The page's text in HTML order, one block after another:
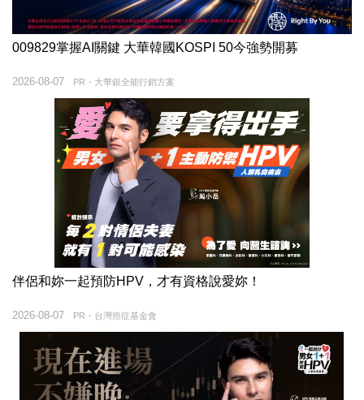
009829掌握AI關鍵 大華韓國KOSPI 50今強勢開募
PR・大華銀全能行銷方案
2026-08-07
伴侶和妳一起預防HPV，才有資格說愛妳！
PR・台灣癌症基金會
2026-08-07